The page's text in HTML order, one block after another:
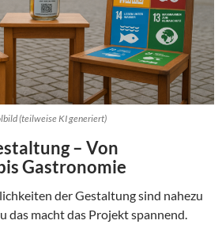
(teilweise KI generiert)
– Von
Gastronomie
der Gestaltung sind nahezu
das macht das Projekt spannend.